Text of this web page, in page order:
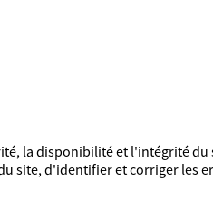
la disponibilité et l'intégrité
site, d'identifier et corriger les